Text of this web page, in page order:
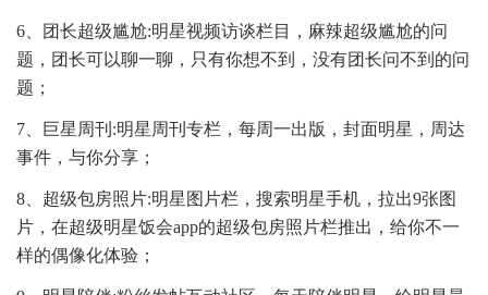
6、团长超级尴尬:明星视频访谈栏目，麻辣超级尴尬的问
题，团长可以聊一聊，只有你想不到，没有团长问不到的问
题；
7、巨星周刊:明星周刊专栏，每周一出版，封面明星，周达
事件，与你分享；
8、超级包房照片:明星图片栏，搜索明星手机，拉出9张图
片，在超级明星饭会app的超级包房照片栏推出，给你不一
样的偶像化体验；